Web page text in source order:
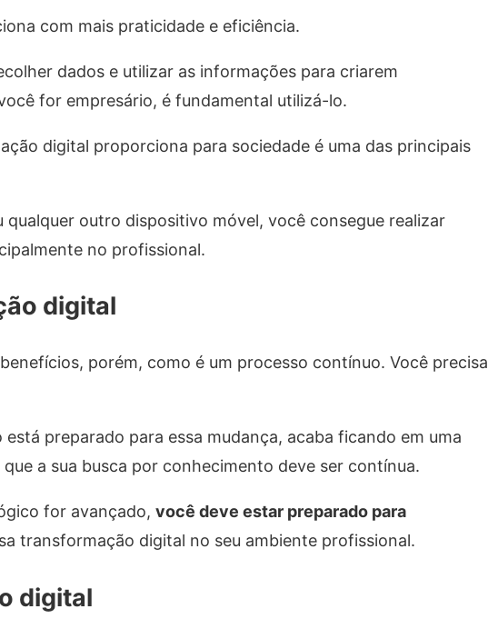
com mais praticidade e eficiência.
dados e utilizar as informações para criarem
for empresário, é fundamental utilizá-lo.
digital proporciona para sociedade é uma das principais
outro dispositivo móvel, você consegue realizar
no profissional.
digital
porém, como é um processo contínuo. Você precisa
preparado para essa mudança, acaba ficando em uma
a sua busca por conhecimento deve ser contínua.
for avançado, você deve estar preparado para
transformação digital no seu ambiente profissional.
digital